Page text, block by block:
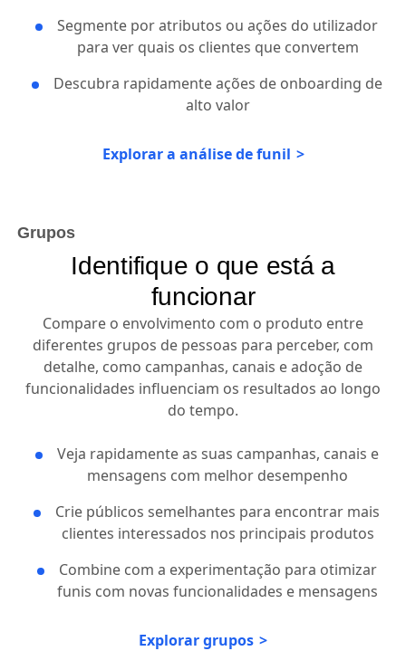
Segmente por atributos ou ações do utilizador
para ver quais os clientes que convertem
Descubra rapidamente ações de onboarding de
alto valor
Explorar a análise de funil
Grupos
Identifique o que está a
funcionar
Compare o envolvimento com o produto entre
diferentes grupos de pessoas para perceber, com
detalhe, como campanhas, canais e adoção de
funcionalidades influenciam os resultados ao longo
do tempo.
Veja rapidamente as suas campanhas, canais e
mensagens com melhor desempenho
Crie públicos semelhantes para encontrar mais
clientes interessados nos principais produtos
Combine com a experimentação para otimizar
funis com novas funcionalidades e mensagens
Explorar grupos